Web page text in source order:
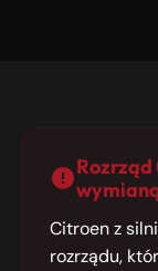
Citroen z
rozrządu,